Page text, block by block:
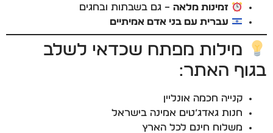
זמינות מלאה – גם בשבתות ובחגים
עברית עם בני אדם אמיתיים
מילות מפתח שכדאי לשלב
בגוף האתר:
קנייה חכמה אונליין
חנות גאדג’טים אמינה בישראל
משלוח חינם לכל הארץ